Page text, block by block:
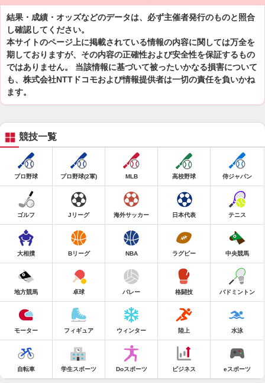
結果・成績・オッズなどのデータは、必ず主催者発行のものと照合
し確認してください。
本サイトのページ上に掲載されている情報の内容に関しては万全を
期しておりますが、その内容の正確性および安全性を保証するもの
ではありません。 当該情報に基づいて被ったいかなる損害について
も、株式会社NTTドコモおよび情報提供者は一切の責任を負いかね
ます。
競技一覧
プロ野球 プロ野球(2軍) MLB 高校野球 侍ジャパン
ゴルフ Jリーグ 海外サッカー 日本代表 テニス
大相撲 Bリーグ NBA ラグビー 中央競馬
地方競馬 卓球 バレー 格闘技 バドミントン
モーター フィギュア ウィンター 陸上 水泳
自転車 学生スポーツ Doスポーツ ビジネス eスポーツ